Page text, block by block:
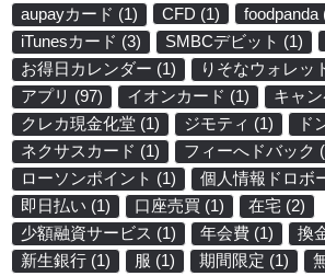
aupayカード (1) CFD (1) foodpanda
iTunesカード (3) SMBCデビット (1)
お得日カレンダー (1) りそなウォレッ
アプリ (97) イオンカード (1) キャ
クレカ現金化堂 (1) ジモティ (1) ド
ネクサスカード (1) フィーへドバック
ローソンポイント (1) 個人情報ドロボ
即日払い (1) 口座売買 (1) 在宅 (2)
少額融資サービス (1) 年会費 (1) 換
新生銀行 (1) 服 (1) 期間限定 (1)